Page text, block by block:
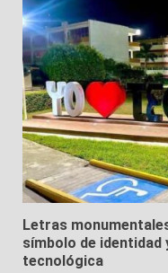
Letras
símbolo de identidad
tecnológica